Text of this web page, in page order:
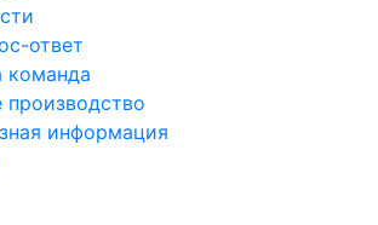
ответ
команда
информация